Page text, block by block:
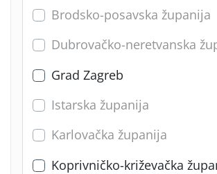
Brodsko-posavska županija
Dubrovačko-neretvanska
Grad Zagreb
Istarska županija
Karlovačka županija
Koprivničko-križevačka